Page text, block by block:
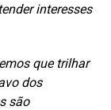
interesses
que trilhar
dos
são